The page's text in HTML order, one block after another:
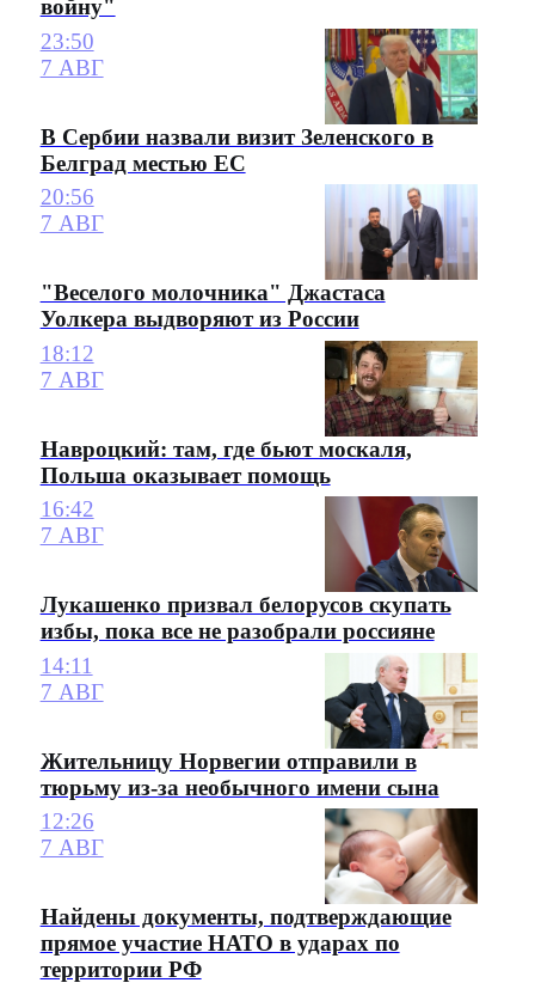
войну"
23:50
7 АВГ
В Сербии назвали визит Зеленского в
Белград местью ЕС
20:56
7 АВГ
"Веселого молочника" Джастаса
Уолкера выдворяют из России
18:12
7 АВГ
Навроцкий: там, где бьют москаля,
Польша оказывает помощь
16:42
7 АВГ
Лукашенко призвал белорусов скупать
избы, пока все не разобрали россияне
14:11
7 АВГ
Жительницу Норвегии отправили в
тюрьму из-за необычного имени сына
12:26
7 АВГ
Найдены документы, подтверждающие
прямое участие НАТО в ударах по
территории РФ